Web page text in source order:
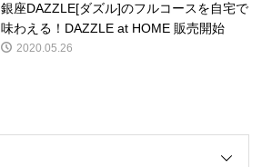
銀座DAZZLE[ダズル]のフルコースを自宅で
味わえる！DAZZLE at HOME 販売開始
2020.05.26